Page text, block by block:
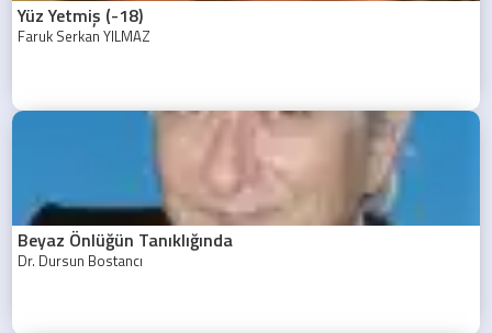
Yüz Yetmiş (-18)
Faruk Serkan YILMAZ
Beyaz Önlüğün Tanıklığında
Dr. Dursun Bostancı